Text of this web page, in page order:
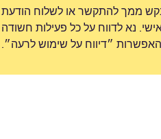
ממך להתקשר או לשלוח הודעת
נא לדווח על כל פעילות חשודה
״דיווח על שימוש לרעה״.